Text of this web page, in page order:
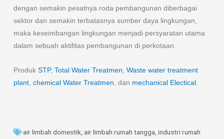
dengan semakin pesatnya roda pembangunan diberbagai
sektor dan semakin terbatasnya sumber daya lingkungan,
maka keseimbangan lingkungan menjadi persyaratan utama
dalam sebuah aktifitas pembangunan di perkotaan.
ProdukSTP,Total Water Treatmen ,Waste water treatment
plant ,chemical Water Treatmen , dan mechanical Electical
air limbah domestik air limbah rumah tangga ,industri rumah